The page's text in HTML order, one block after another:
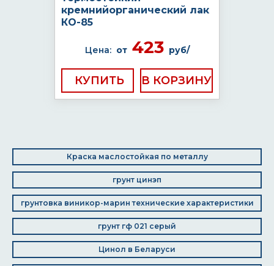
кремнийорганический лак
КО-85
Цена: от423 руб/
КУПИТЬ
Краска маслостойкая по металлу
грунт цинэп
грунтовка виникор-марин технические характеристики
грунт гф 021 серый
Цинол в Беларуси